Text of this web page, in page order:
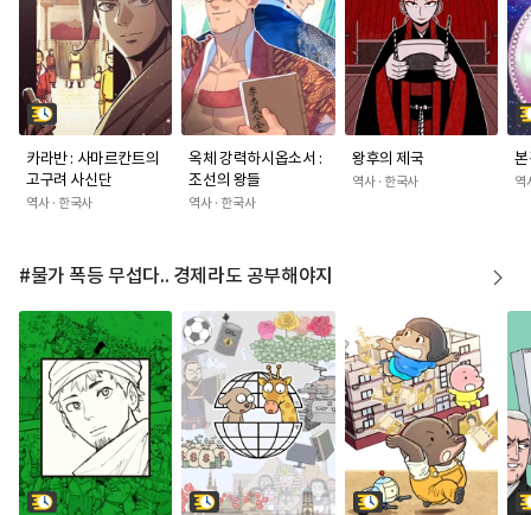
카라반 : 사마르칸트의
고구려 사신단
역사 · 한국사
옥체 강력하시옵소서 :
조선의 왕들
역사 · 한국사
왕후의 제국
역사 · 한국사 역
#물가 폭등 무섭다.. 경제라도 공부해야지